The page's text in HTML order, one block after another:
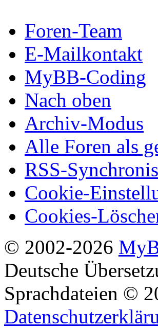
Foren-Team
E-Mailkontakt
MyBB-Coding
Nach oben
Archiv-Modus
Alle Foren als
RSS-
Cookie-
Cookies-
© 2002-2026
Deutsche
Sprachdateien ©